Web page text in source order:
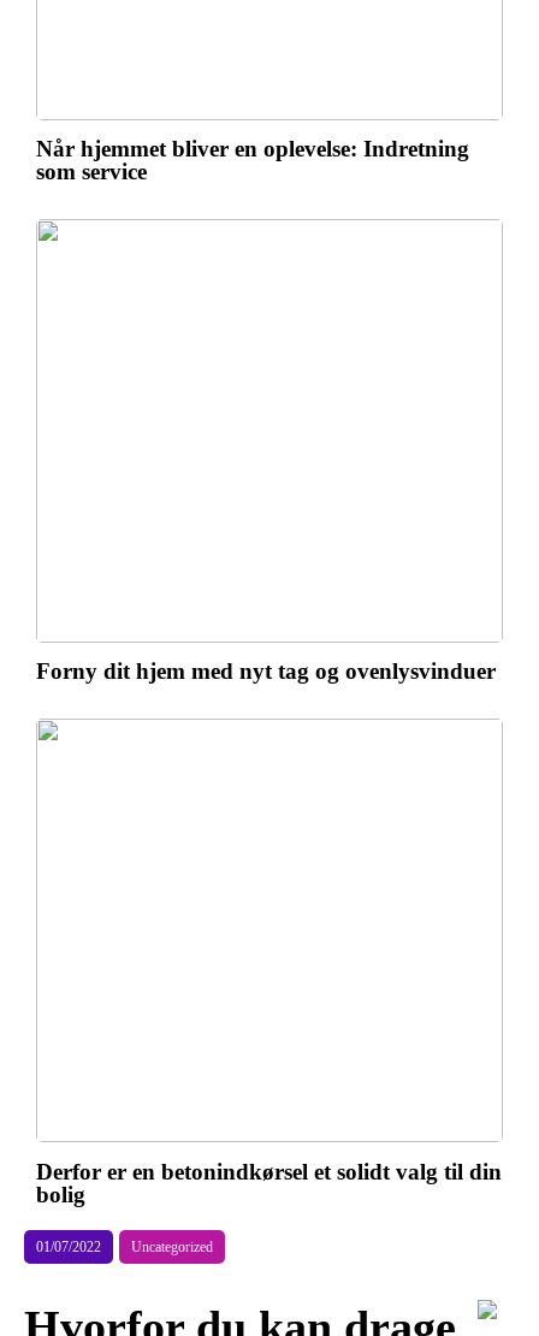
Når hjemmet bliver en oplevelse: Indretning
som service
Forny dit hjem med nyt tag og ovenlysvinduer
Derfor er en betonindkørsel et solidt valg til din
bolig
01/07/2022 Uncategorized